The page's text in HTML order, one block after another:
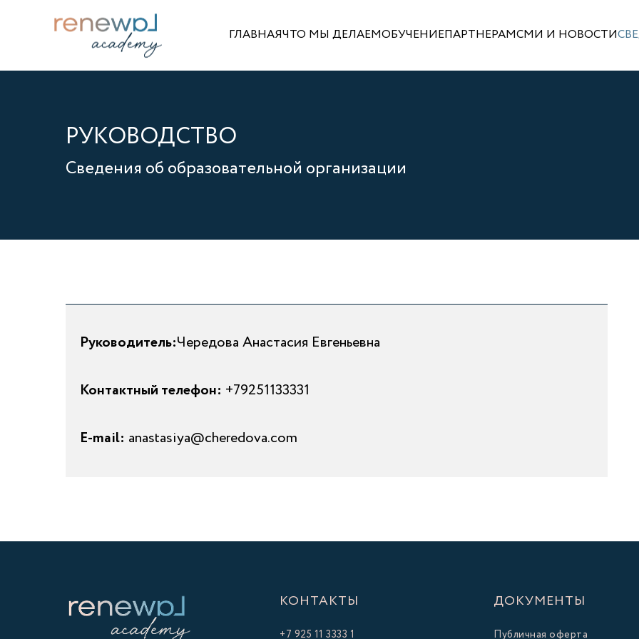
ГЛАВНАЯЧТО МЫ ДЕЛАЕМОБУЧЕНИЕПАРТНЕРАМСМИ И НОВОСТИ
РУКОВОДСТВО
Сведения об образовательной организации
Руководитель:Чередова Анастасия Евгеньевна
Контактный телефон: +79251133331
E-mail: anastasiya@cheredova.com
КОНТАКТЫ
+7 925 11 3333 1
ДОКУМЕНТЫ
Публичная оферта